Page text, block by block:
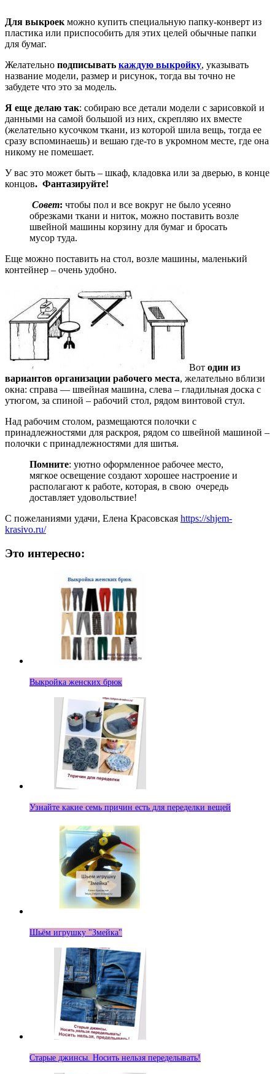
Для выкроек можно купить специальную папку-конверт из
пластика или приспособить для этих целей обычные папки
для бумаг.
Желательно подписывать каждую выкройку, указывать
название модели, размер и рисунок, тогда вы точно не
забудете что это за модель.
Я еще делаю так: собираю все детали модели с зарисовкой и
данными на самой большой из них, скрепляю их вместе
(желательно кусочком ткани, из которой шила вещь, тогда ее
сразу вспоминаешь) и вешаю где-то в укромном месте, где она
никому не помешает.
У вас это может быть – шкаф, кладовка или за дверью, в конце
концов. Фантазируйте!
Совет: чтобы пол и все вокруг не было усеяно
обрезками ткани и ниток, можно поставить возле
швейной машины корзину для бумаг и бросать
мусор туда.
Еще можно поставить на стол, возле машины, маленький
контейнер – очень удобно.
Вот один из
вариантов организации рабочего места, желательно вблизи
окна: справа — швейная машина, слева – гладильная доска с
утюгом, за спиной – рабочий стол, рядом винтовой стул.
Над рабочим столом, размещаются полочки с
принадлежностями для раскроя, рядом со швейной машиной –
полочки с принадлежностями для шитья.
Помните: уютно оформленное рабочее место,
мягкое освещение создают хорошее настроение и
располагают к работе, которая, в свою очередь
доставляет удовольствие!
С пожеланиями удачи, Елена Красовская https://shjem-
krasivo.ru/
Это интересно:
Выкройка женских брюк
Узнайте какие семь причин есть для переделки вещей
Шьём игрушку "Змейка"
Старые джинсы. Носить нельзя переделывать!